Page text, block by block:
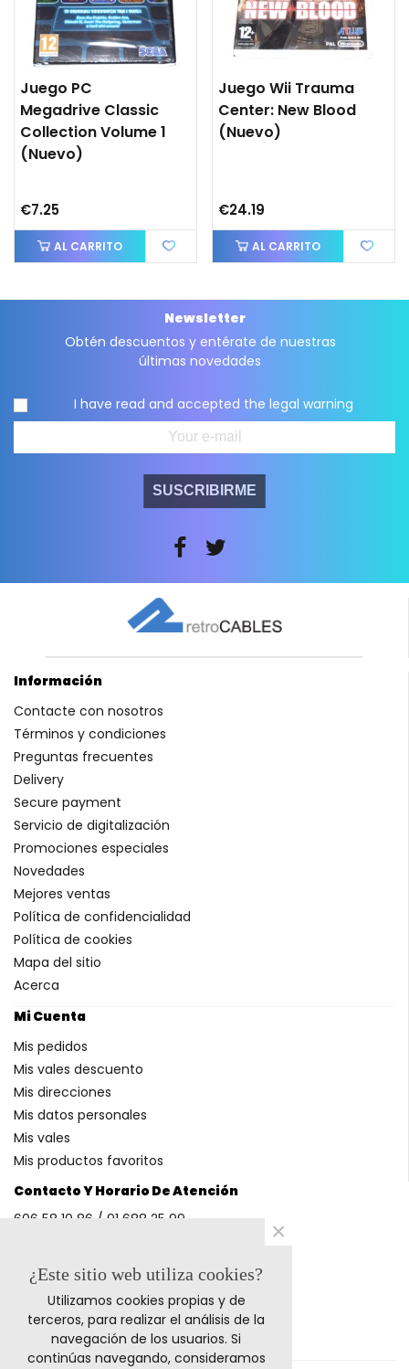
Juego PC
Megadrive Classic
Collection Volume 1
(nuevo)
€7.25
AL CARRITO
Juego Wii Trauma
Center: New Blood
(nuevo)
€24.19
AL CARRITO
Newsletter
Obtén descuentos y entérate de nuestras
últimas novedades
I have read and accepted the legal warning
SUSCRIBIRME
Contacto Y Horario De Atención
606 58 10 86 / 91 688 25 99
Métodos De Pago
Información
Contacte con nosotros
Términos y condiciones
Preguntas frecuentes
Delivery
Secure payment
Servicio de digitalización
Promociones especiales
Novedades
Mejores ventas
Política de confidencialidad
Política de cookies
Mapa del sitio
Acerca
Mi Cuenta
Mis pedidos
Mis vales descuento
Mis direcciones
Mis datos personales
Mis vales
Mis productos favoritos
¿Este sitio web utiliza cookies?
Utilizamos cookies propias y de
terceros, para realizar el análisis de la
navegación de los usuarios. Si
continúas navegando, consideramos
×